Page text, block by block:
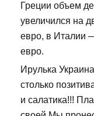
Греции объем
увеличился на
евро, в Италии
евро.
Ирулька
столько
и салатика!!!